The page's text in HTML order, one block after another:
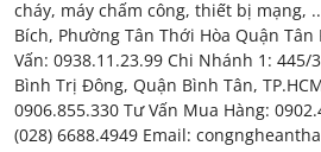
News Network
Submit Press Release
Guest Posting
cháy, máy chấm công, thiết bị mạng,
Bích, Phường Tân Thới Hòa Quận Tân
Vấn: 0938.11.23.99 Chi Nhánh 1:
Bình Trị Đông, Quận Bình Tân,
0906.855.330 Tư Vấn Mua Hàng:
(028) 6688.4949 Email: